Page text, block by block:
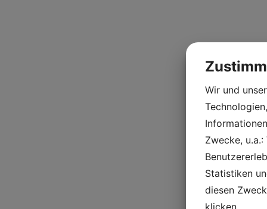
Wir und
Zwecke,
Statistiken
diesen
klicken.